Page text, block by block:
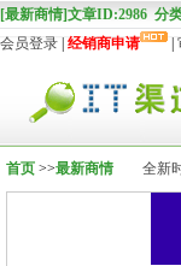
[最新商情]文章ID:2986 分
会员登录 经销商申请
首页 >>最新商情 全新